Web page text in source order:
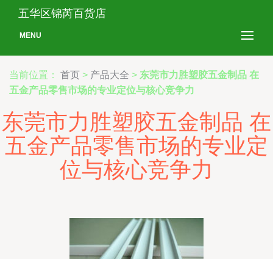
五华区锦芮百货店
MENU
当前位置： 首页 > 产品大全 > 东莞市力胜塑胶五金制品 在
五金产品零售市场的专业定位与核心竞争力
东莞市力胜塑胶五金制品 在
五金产品零售市场的专业定
位与核心竞争力